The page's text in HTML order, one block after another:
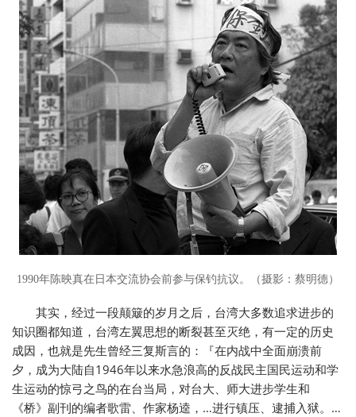
1990年陈映真在日本交流协会前参与保钓抗议。（摄影：蔡明德）
其实，经过一段颠簸的岁月之后，台湾大多数追求进步的
知识圈都知道，台湾左翼思想的断裂甚至灭绝，有一定的历史
成因，也就是先生曾经三复斯言的：『在内战中全面崩溃前
夕，成为大陆自1946年以来水急浪高的反战民主国民运动和学
生运动的惊弓之鸟的在台当局，对台大、师大进步学生和
《桥》副刊的编者歌雷、作家杨逵，…进行镇压、逮捕入狱。…